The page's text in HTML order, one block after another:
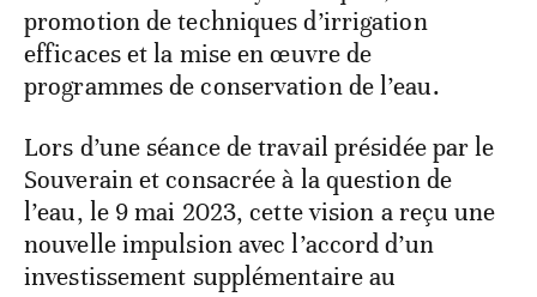
promotion de techniques d’irrigation
efficaces et la mise en œuvre de
programmes de conservation de l’eau.
Lors d’une séance de travail présidée par le
Souverain et consacrée à la question de
l’eau, le 9 mai 2023, cette vision a reçu une
nouvelle impulsion avec l’accord d’un
investissement supplémentaire au